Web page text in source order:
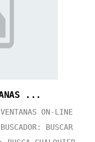
...
ON-LINE
BUSCAR